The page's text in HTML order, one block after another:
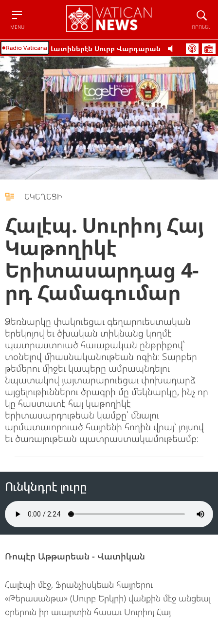
MENU ՈՐՈՆԵԼ
Լատիներէն Սուրբ Վարդարան
ԵԿԵՂԵՑԻ
Հալէպ. Սուրիոյ Հայ
Կաթողիկէ
Երիտասարդաց 4-
րդ Համագումար
Ձեռնարկը փակուեցաւ գեղարուեստական
երեկոյով եւ ծխական տիկնանց կողմէ
պատրաստուած հաւաքական ընթրիքով՝
տօնելով միասնականութեան ոգին։ Տարբեր
թեմերու միջեւ կապերը ամրապնդելու
նպատակով յայտարարուեցաւ փոխադարձ
այցելութիւններու ծրագրի մը մեկնարկը, ինչ որ
կը հաստատէ հայ կաթողիկէ
երիտասարդութեան կամքը՝ մնալու
արմատաւորուած հայրենի հողին վրայ՝ յոյսով
եւ ծառայութեան պատրաստակամութեամբ։
Ունկնդրէ լուրը
Ռոպէր Աթթարեան - Վատիկան
Հալէպի մէջ, Ֆրանչիսկեան հայրերու
«Թերասանթա» (Սուրբ Երկրի) վանքին մէջ անցեալ
օրերուն իր աւարտին հասաւ Սուրիոյ Հայ